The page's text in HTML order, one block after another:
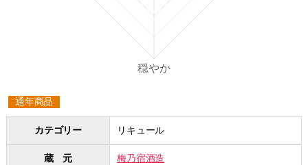
通年商品
カテゴリー
蔵 元
リキュール
梅乃宿酒造